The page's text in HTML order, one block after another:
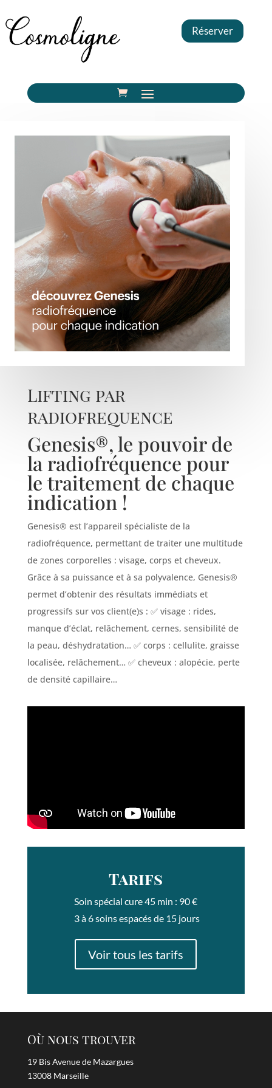
Réserver
Lifting par
radiofrequence
Genesis®, le pouvoir de
la radiofréquence pour
le traitement de chaque
indication !
Genesis® est l’appareil spécialiste de la
radiofréquence, permettant de traiter une multitude
de zones corporelles : visage, corps et cheveux.
Grâce à sa puissance et à sa polyvalence, Genesis®
permet d’obtenir des résultats immédiats et
progressifs sur vos client(e)s : ✅ visage : rides,
manque d’éclat, relâchement, cernes, sensibilité de
la peau, déshydratation… ✅ corps : cellulite, graisse
localisée, relâchement… ✅ cheveux : alopécie, perte
de densité capillaire…
Tarifs
Soin spécial cure 45 min : 90 €
3 à 6 soins espacés de 15 jours
Voir tous les tarifs
Où nous trouver
19 Bis Avenue de Mazargues
13008 Marseille